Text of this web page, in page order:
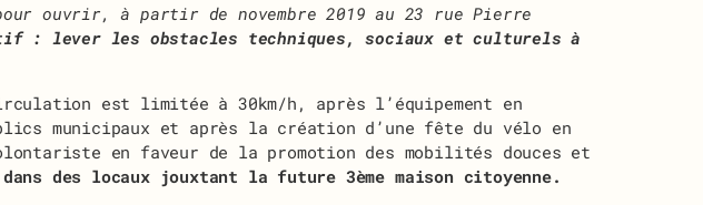
ouvrir, à partir de novembre 2019 au 23 rue Pierre
: lever les obstacles techniques, sociaux et culturels à
est limitée à 30km/h, après l’équipement en
municipaux et après la création d’une fête du vélo en
en faveur de la promotion des mobilités douces et
des locaux jouxtant la future 3ème maison citoyenne.